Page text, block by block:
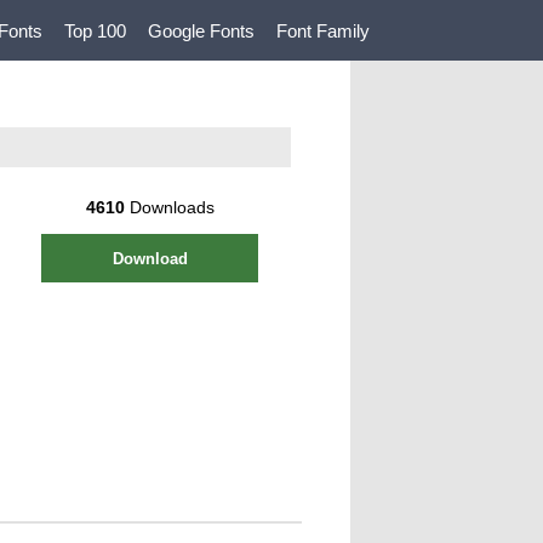
Top 100 Google Fonts Font Family
4610Downloads
Download